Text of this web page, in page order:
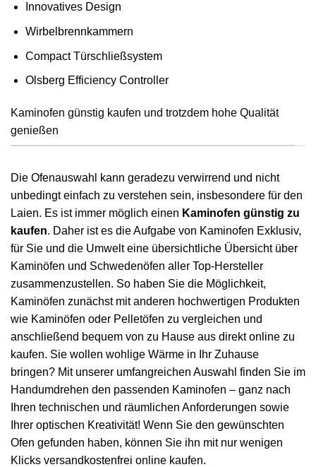
Innovatives Design
Wirbelbrennkammern
Compact Türschließsystem
Olsberg Efficiency Controller
Kaminofen günstig kaufen und trotzdem hohe Qualität
genießen
Die Ofenauswahl kann geradezu verwirrend und nicht
unbedingt einfach zu verstehen sein, insbesondere für den
Laien. Es ist immer möglich einen Kaminofen günstig zu
kaufen. Daher ist es die Aufgabe von Kaminofen Exklusiv,
für Sie und die Umwelt eine übersichtliche Übersicht über
Kaminöfen und Schwedenöfen aller Top-Hersteller
zusammenzustellen. So haben Sie die Möglichkeit,
Kaminöfen zunächst mit anderen hochwertigen Produkten
wie Kaminöfen oder Pelletöfen zu vergleichen und
anschließend bequem von zu Hause aus direkt online zu
kaufen. Sie wollen wohlige Wärme in Ihr Zuhause
bringen? Mit unserer umfangreichen Auswahl finden Sie im
Handumdrehen den passenden Kaminofen – ganz nach
Ihren technischen und räumlichen Anforderungen sowie
Ihrer optischen Kreativität! Wenn Sie den gewünschten
Ofen gefunden haben, können Sie ihn mit nur wenigen
Klicks versandkostenfrei online kaufen.